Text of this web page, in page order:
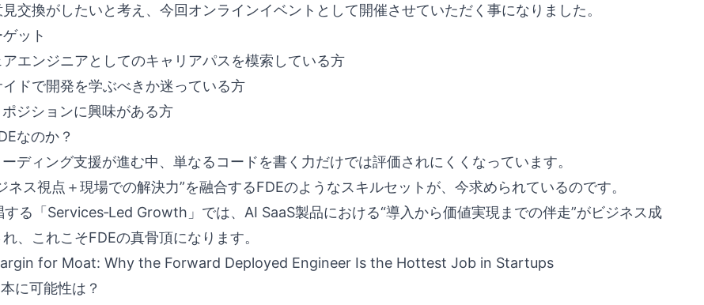
交換がしたいと考え、今回オンラインイベントとして開催させていただく事になりました。
ット
アエンジニアとしてのキャリアパスを模索している方
イドで開発を学ぶべきか迷っている方
ジションに興味がある方
なのか？
ディング支援が進む中、単なるコードを書く力だけでは評価されにくくなっています。
ネス視点＋現場での解決力”を融合するFDEのようなスキルセットが、今求められているのです。
する「Services‑Led Growth」では、AI SaaS製品における“導入から価値実現までの伴走”がビジネス成
、これこそFDEの真骨頂になります。
for Moat: Why the Forward Deployed Engineer Is the Hottest Job in Startups
に可能性は？